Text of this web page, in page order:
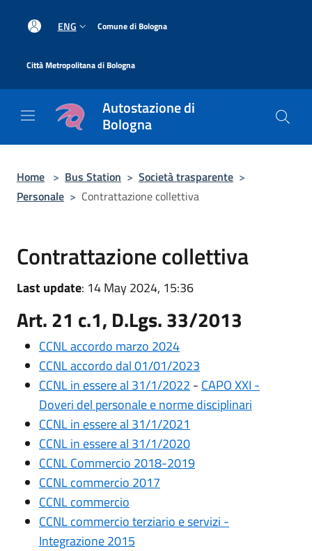
ENG Comune di Bologna
Città Metropolitana di Bologna
Autostazione di
Bologna
Home > Bus Station > Società trasparente >
Personale > Contrattazione collettiva
Contrattazione collettiva
Last update: 14 May 2024, 15:36
Art. 21 c.1, D.Lgs. 33/2013
CCNL accordo marzo 2024
CCNL accordo dal 01/01/2023
CCNL in essere al 31/1/2022 - CAPO XXI -
Doveri del personale e norme disciplinari
CCNL in essere al 31/1/2021
CCNL in essere al 31/1/2020
CCNL Commercio 2018-2019
CCNL commercio 2017
CCNL commercio
CCNL commercio terziario e servizi -
Integrazione 2015